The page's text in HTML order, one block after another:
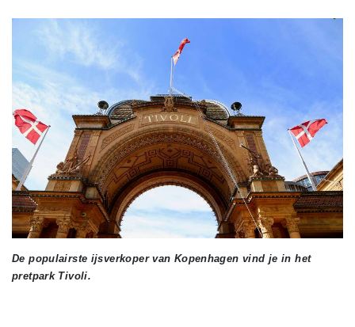
De populairste ijsverkoper van Kopenhagen vind je in het
pretpark Tivoli.